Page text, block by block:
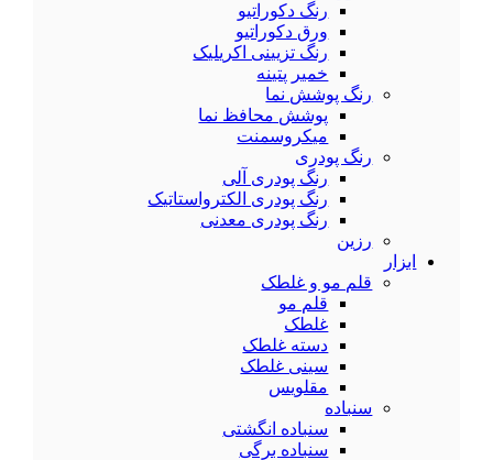
رنگ دکوراتیو
ورق دکوراتیو
رنگ تزیینی اکریلیک
خمیر پتینه
رنگ پوشش نما
پوشش محافظ نما
میکروسمنت
رنگ پودری
رنگ پودری آلی
رنگ پودری الکترواستاتیک
رنگ پودری معدنی
رزین
ابزار
قلم مو و غلطک
قلم مو
غلطک
دسته غلطک
سینی غلطک
مقلویس
سنباده
سنباده انگشتی
سنباده برگی